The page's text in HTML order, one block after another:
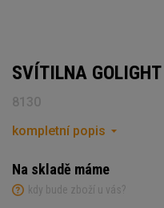
SVÍTILNA
8130
kompletní popis
Na skladě máme
kdy bude zboží u vás?